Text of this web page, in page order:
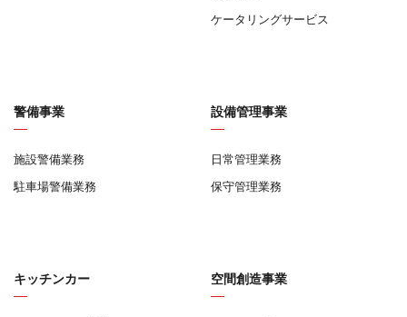
ケータリングサービス
警備事業
施設警備業務
駐車場警備業務
設備管理事業
日常管理業務
保守管理業務
キッチンカー 空間創造事業